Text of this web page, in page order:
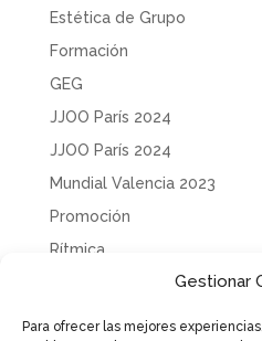
Gestionar
Para ofrecer las mejores
Estética de Grupo
Formación
GEG
JJOO París 2024
JJOO París 2024
Mundial Valencia 2023
Promoción
Rítmica